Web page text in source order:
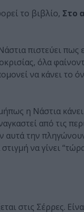
το βιβλίο, Στο
πιστεύει
όλα
να κάνει το
η Νάστια
από τις
την
να γίνει
στις Σέρρες.